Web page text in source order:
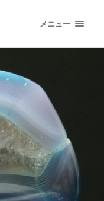
メニュー